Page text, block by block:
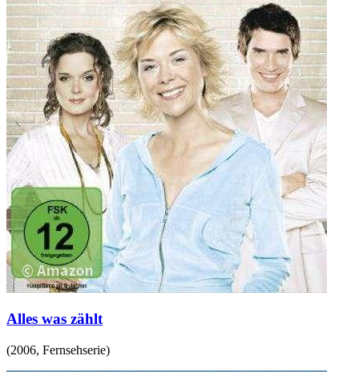
Alles was zählt
(2006, Fernsehserie)